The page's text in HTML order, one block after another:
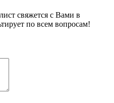
свяжется с Вами в
по всем вопросам!